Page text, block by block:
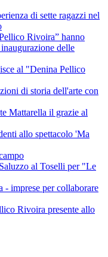
di sette ragazzi nel
Rivoira” hanno
delle
al "Denina Pellico
di storia dell'arte con
Mattarella il grazie al
allo spettacolo 'Ma
al Toselli per "Le
- imprese per collaborare
Rivoira presente allo